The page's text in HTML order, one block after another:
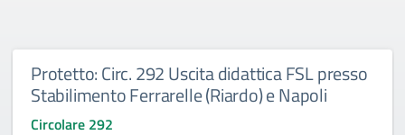
Protetto: Circ. 292 Uscita didattica FSL presso
Stabilimento Ferrarelle (Riardo) e Napoli
Circolare 292